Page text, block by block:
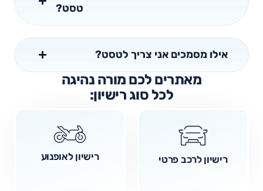
טסט?
אילו מסמכים אני צריך לטסט?
מאתרים לכם מורה נהיגה
לכל סוג רישיון:
רישיון לרכב פרטי רישיון לאופנוע